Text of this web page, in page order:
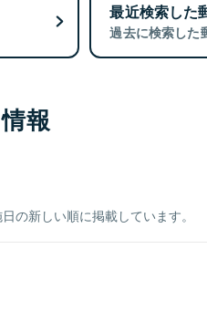
最近検索した
過去に検索した
報
の新しい順に掲載しています。